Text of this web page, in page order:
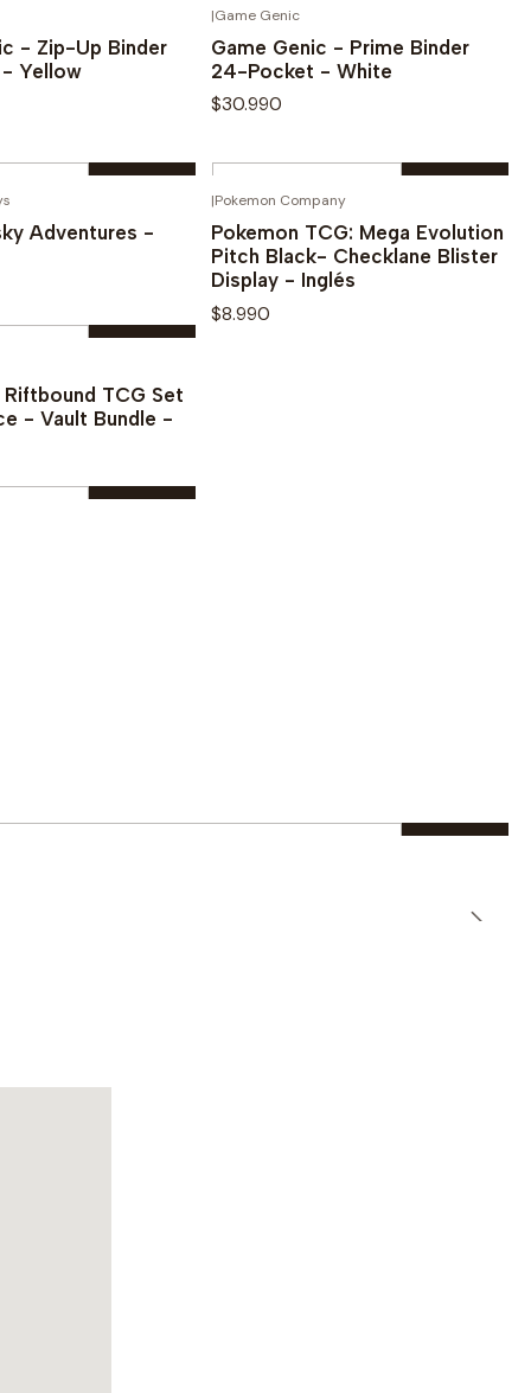
ahora
Cantidad
Comprar ahora
- Zip-Up Binder
Yellow
ahora
|Game Genic
Game Genic - Prime Binder
24-Pocket - White
$30.990
Cantidad
Comprar ahora
Adventures -
ahora
|Pokemon Company
Pokemon TCG: Mega Evolution
Pitch Black- Checklane Blister
Display - Inglés
$8.990
TCG Set
- Vault Bundle -